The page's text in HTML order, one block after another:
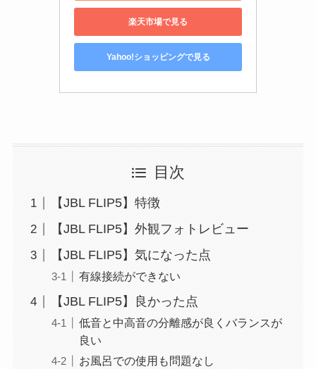
楽天市場で見る
Yahoo!ショッピングで見る
目次
【JBL FLIP5】特徴
【JBL FLIP5】外観フォトレビュー
【JBL FLIP5】気になった点
有線接続ができない
【JBL FLIP5】良かった点
低音と中高音の分離感が良くバランスが
良い
お風呂での使用も問題なし